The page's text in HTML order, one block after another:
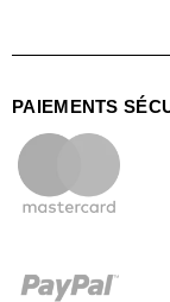
PAIEMENTS